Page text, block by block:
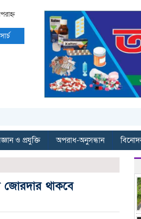
সার্চ
ও প্রযুক্তি অপরাধ-অনুসন্ধান
জোরদার থাকবে‌‌‌‌